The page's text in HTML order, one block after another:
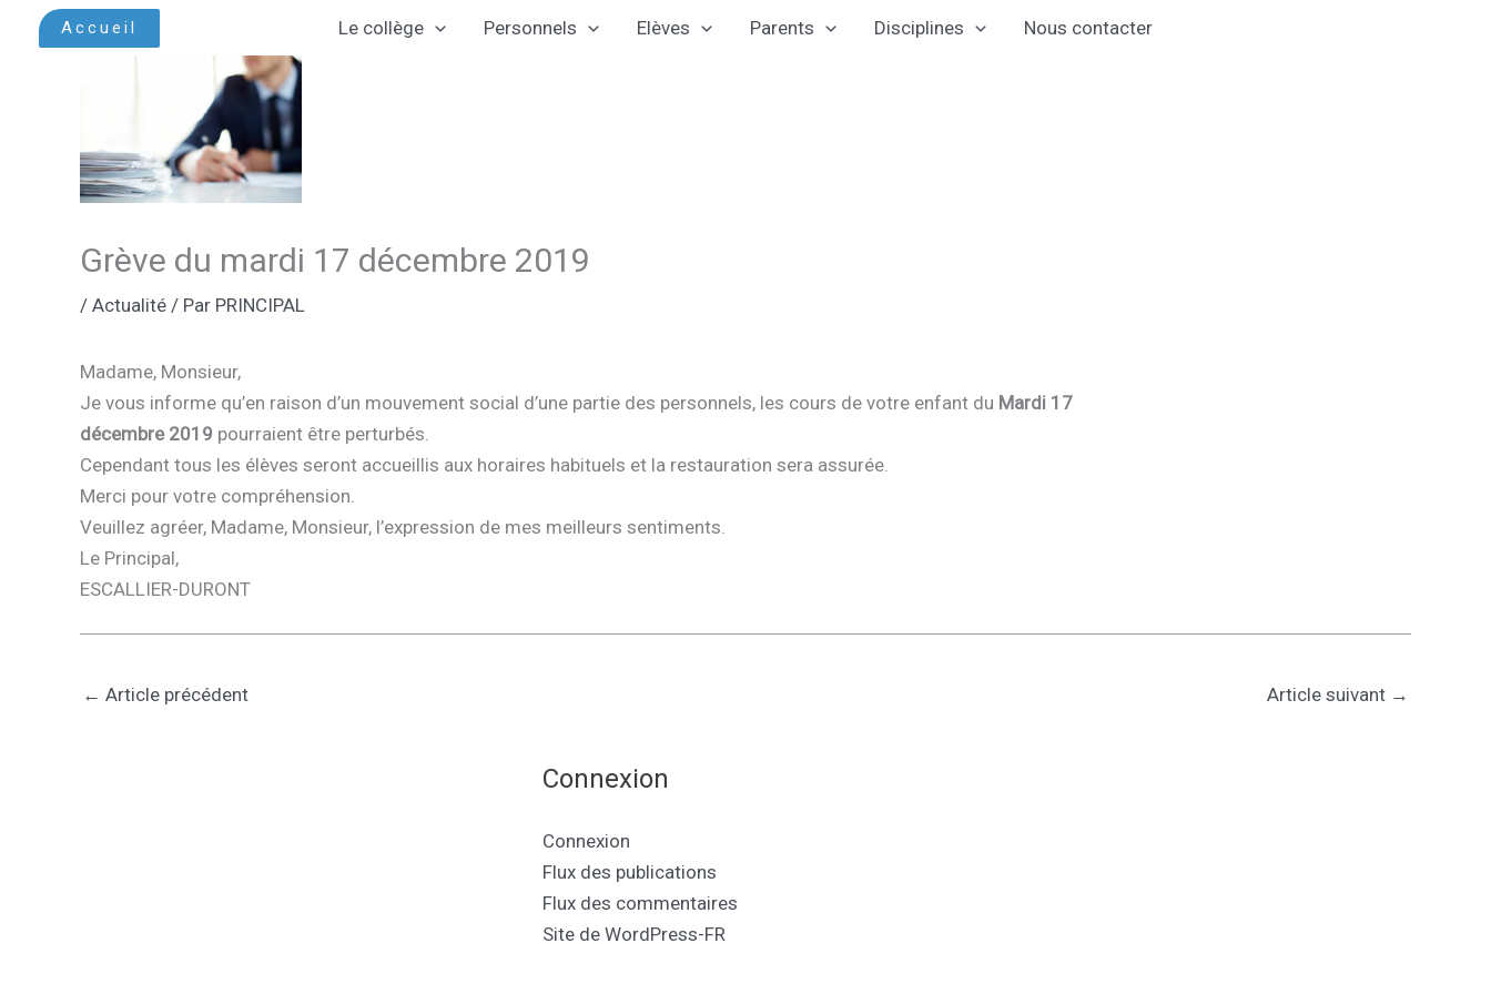
Accueil Le collège Personnels Elèves Parents Disciplines Nous contacter
Grève du mardi 17 décembre 2019
/ Actualité / Par PRINCIPAL
Madame, Monsieur,
Je vous informe qu’en raison d’un mouvement social d’une partie des personnels, les cours de votre enfant du Mardi 17
décembre 2019 pourraient être perturbés.
Cependant tous les élèves seront accueillis aux horaires habituels et la restauration sera assurée.
Merci pour votre compréhension.
Veuillez agréer, Madame, Monsieur, l’expression de mes meilleurs sentiments.
Le Principal,
ESCALLIER-DURONT
← Article précédent Article suivant →
Connexion
Connexion
Flux des publications
Flux des commentaires
Site de WordPress-FR